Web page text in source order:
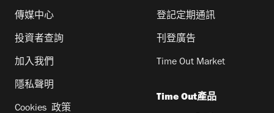
傳媒中心
投資者查詢
加入我們
隱私聲明
Cookies 政策
登記定期通訊
刊登廣告
Time Out Market
Time Out產品